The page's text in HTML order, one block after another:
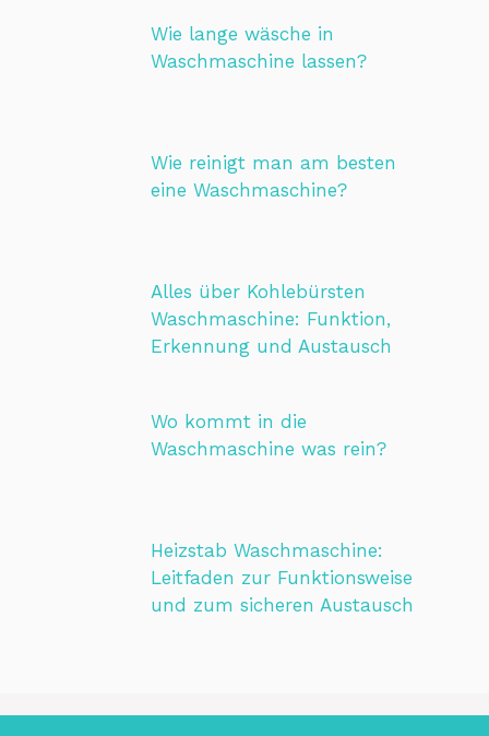
Wie lange wäsche in
Waschmaschine lassen?
Wie reinigt man am besten
eine Waschmaschine?
Alles über Kohlebürsten
Waschmaschine: Funktion,
Erkennung und Austausch
Wo kommt in die
Waschmaschine was rein?
Heizstab Waschmaschine:
Leitfaden zur Funktionsweise
und zum sicheren Austausch